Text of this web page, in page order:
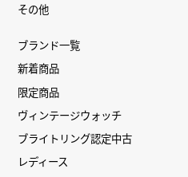
その他
ブランド一覧
新着商品
限定商品
ヴィンテージウォッチ
ブライトリング認定中古
レディース